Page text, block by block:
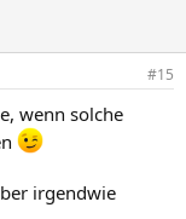
#15
wenn solche
irgendwie